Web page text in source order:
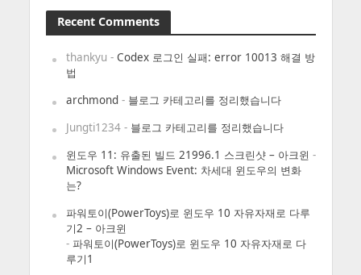
Recent Comments
thankyu - Codex 로그인 실패: error 10013 해결 방
법
archmond- 블로그 카테고리를 정리했습니다
Jungti1234- 블로그 카테고리를 정리했습니다
윈도우 11: 유출된 빌드 21996.1 스크린샷 – 아크윈 -
Microsoft Windows Event: 차세대 윈도우의 변화
는?
파워토이(PowerToys)로 윈도우 10 자유자재로 다루
기2 – 아크윈
- 파워토이(PowerToys)로 윈도우 10 자유자재로 다
루기1